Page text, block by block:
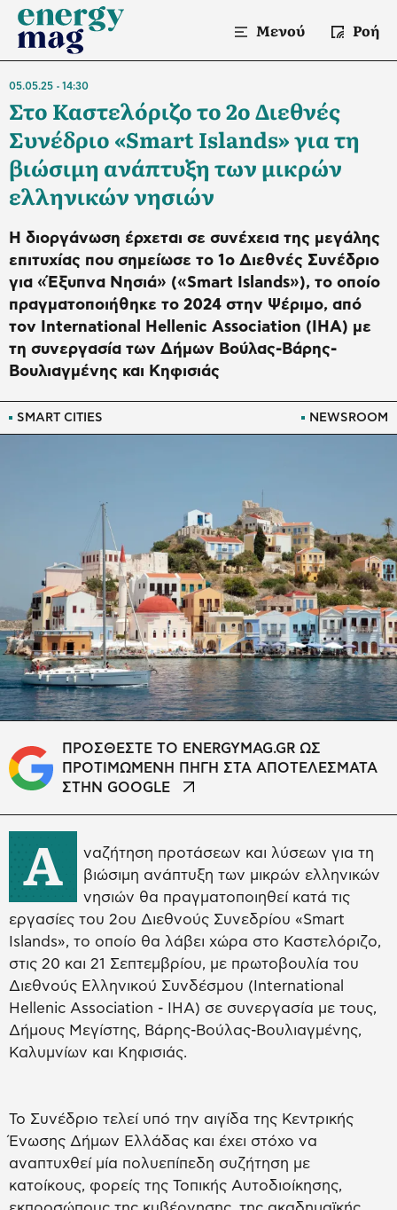
Μενού Ροή
SMART CITIES NEWSROOM
05.05.25 14:30
Στο Καστελόριζο το 2ο Διεθνές
Συνέδριο «Smart Islands» για τη
βιώσιμη ανάπτυξη των μικρών
ελληνικών νησιών
Η διοργάνωση έρχεται σε συνέχεια της μεγάλης
επιτυχίας που σημείωσε το 1ο Διεθνές Συνέδριο
για «Έξυπνα Νησιά» («Smart Islands»), το οποίο
πραγματοποιήθηκε το 2024 στην Ψέριμο, από
τον International Hellenic Association (IHA) με
τη συνεργασία των Δήμων Βούλας-Βάρης-
Βουλιαγμένης και Κηφισιάς
ΠΡΟΣΘΕΣΤΕ ΤΟ ENERGYMAG.GR ΩΣ
ΠΡΟΤΙΜΩΜΕΝΗ ΠΗΓΗ ΣΤΑ ΑΠΟΤΕΛΕΣΜΑΤΑ
ΣΤΗΝ GOOGLE
Α
ναζήτηση προτάσεων και λύσεων για τη
βιώσιμη ανάπτυξη των μικρών ελληνικών
νησιών θα πραγματοποιηθεί κατά τις
εργασίες του 2oυ Διεθνούς Συνεδρίου «Smart
Islands», το οποίο θα λάβει χώρα στο Καστελόριζο,
στις 20 και 21 Σεπτεμβρίου, με πρωτοβουλία του
Διεθνούς Ελληνικού Συνδέσμου (International
Hellenic Association - IHA) σε συνεργασία με τους,
Δήμους Μεγίστης, Βάρης-Βούλας-Βουλιαγμένης,
Καλυμνίων και Κηφισιάς.
Το Συνέδριο τελεί υπό την αιγίδα της Κεντρικής
Ένωσης Δήμων Ελλάδας και έχει στόχο να
αναπτυχθεί μία πολυεπίπεδη συζήτηση με
κατοίκους, φορείς της Τοπικής Αυτοδιοίκησης,